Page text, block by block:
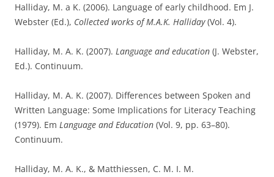
Halliday, M. a K. (2006). Language of early childhood. Em J.
Webster (Ed.), Collected works of M.A.K. Halliday(Vol. 4).​
Halliday, M. A. K. (2007). Language and education (J. Webster,
Ed.). Continuum.​
Halliday, M. A. K. (2007). Differences between Spoken and
Written Language: Some Implications for Literacy Teaching
(1979). Em Language and Education (Vol. 9, pp. 63–80).
Continuum.​
Halliday, M. A. K., & Matthiessen, C. M. I. M.